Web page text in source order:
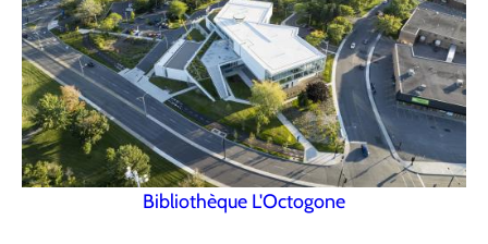
Bibliothèque L'Octogone